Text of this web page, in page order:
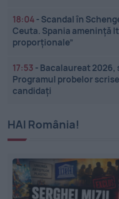
18:04- Scandal în
Ceuta. Spania amenință
proporționale”
17:53 - Bacalaureat 2026,
Programul probelor
candidați
HAI România!